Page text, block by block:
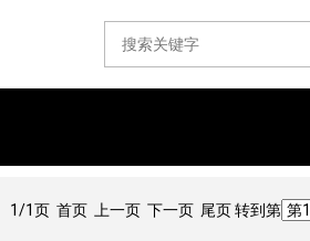
1/1页 首页 上一页 下一页 尾页 转到第